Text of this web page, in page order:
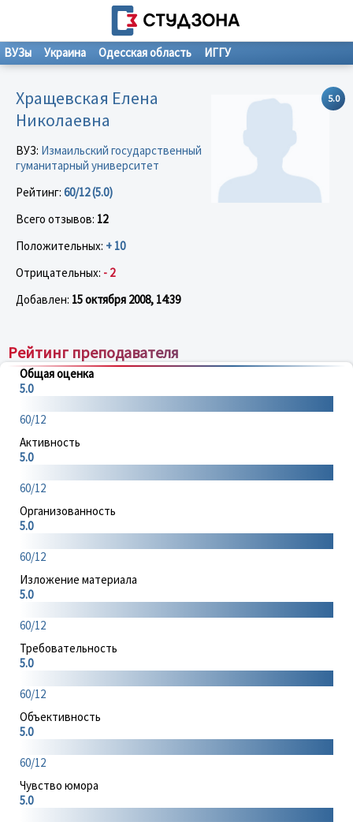
ВУЗы Украина Одесская область ИГГУ
5.0
Хращевская Елена
Николаевна
ВУЗ: Измаильский государственный
гуманитарный университет
Рейтинг: 60/12 (5.0)
Всего отзывов: 12
Положительных: + 10
Отрицательных: - 2
Добавлен: 15 октября 2008, 14:39
Рейтинг преподавателя
Общая оценка
5.0
60/12
Активность
5.0
60/12
Организованность
5.0
60/12
Изложение материала
5.0
60/12
Требовательность
5.0
60/12
Объективность
5.0
60/12
Чувство юмора
5.0